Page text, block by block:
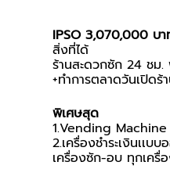
IPSO 3,070,000 บา
สิ่งที่ได้
ร้านสะดวกซัก 24 ชม.
+ทำการตลาดวันเปิดร้
พิเศษสุด
1.Vending Machine
2.เครื่องชำระเงินเเ
เครื่องซัก-อบ ทุกเครื่